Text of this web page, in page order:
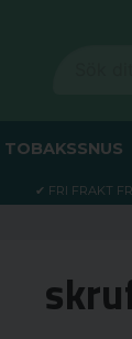
TOBAKSSNUS
✔ FRI FRAKT